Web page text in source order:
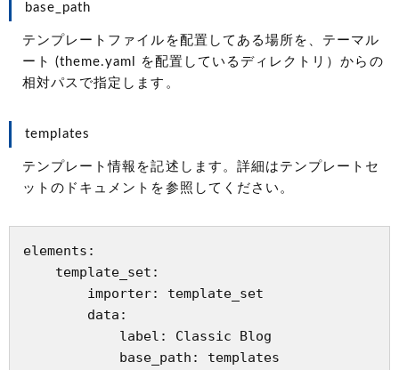
base_path
テンプレートファイルを配置してある場所を、テーマル
ート (theme.yaml を配置しているディレクトリ）からの
相対パスで指定します。
templates
テンプレート情報を記述します。詳細はテンプレートセ
ットのドキュメントを参照してください。
elements:
    template_set:
        importer: template_set
        data:
            label: Classic Blog
            base_path: templates